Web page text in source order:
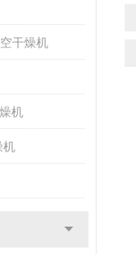
干燥机
机
机